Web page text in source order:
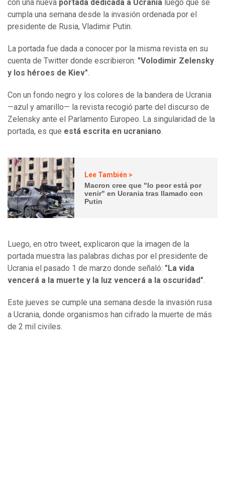
con una nueva portada dedicada a Ucrania luego que se
cumpla una semana desde la invasión ordenada por el
presidente de Rusia, Vladimir Putin.
La portada fue dada a conocer por la misma revista en su
cuenta de Twitter donde escribieron: "Volodimir Zelensky
y los héroes de Kiev".
Con un fondo negro y los colores de la bandera de Ucrania
—azul y amarillo— la revista recogió parte del discurso de
Zelensky ante el Parlamento Europeo. La singularidad de la
portada, es que está escrita en ucraniano.
Lee También >
Macron cree que "lo peor está por
venir" en Ucrania tras llamado con
Putin
Luego, en otro tweet, explicaron que la imagen de la
portada muestra las palabras dichas por el presidente de
Ucrania el pasado 1 de marzo donde señaló: "La vida
vencerá a la muerte y la luz vencerá a la oscuridad".
Este jueves se cumple una semana desde la invasión rusa
a Ucrania, donde organismos han cifrado la muerte de más
de 2 mil civiles.